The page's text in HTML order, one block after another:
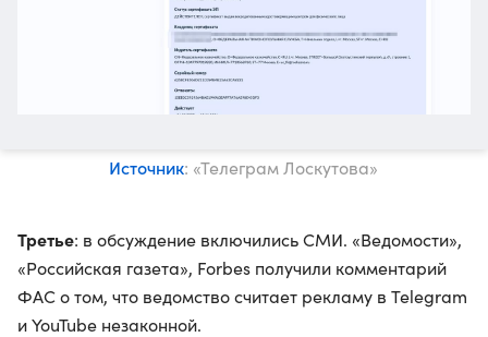
Источник: «Телеграм Лоскутова»
Третье: в обсуждение включились СМИ. «Ведомости»,
«Российская газета», Forbes получили комментарий
ФАС о том, что ведомство считает рекламу в Telegram
и YouTube незаконной.